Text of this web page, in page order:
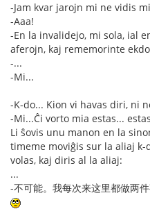
-Jam kvar jarojn mi ne vidis
-Aaa!
-En la invalidejo, mi sola, ial
aferojn, kaj rememorinte
-...
-Mi...
-K-do... Kion vi havas diri, ni
-Mi...Ĉi vorto mia estas...
Li ŝovis unu manon en la
timeme moviĝis sur la aliaj
volas, kaj diris al la aliaj:
...
-不可能。我每次来这里都做两